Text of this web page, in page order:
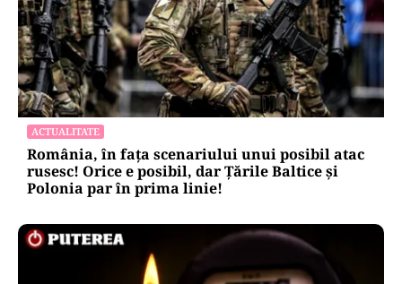
ACTUALITATE
România, în fața scenariului unui posibil atac
rusesc! Orice e posibil, dar Țările Baltice și
Polonia par în prima linie!